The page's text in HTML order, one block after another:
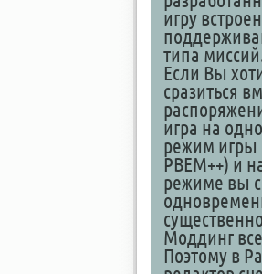
игру
типа
Если Вы
сразиться
игра на
режим игры
PBEM++) и
режиме вы
Моддинг
Поэтому в